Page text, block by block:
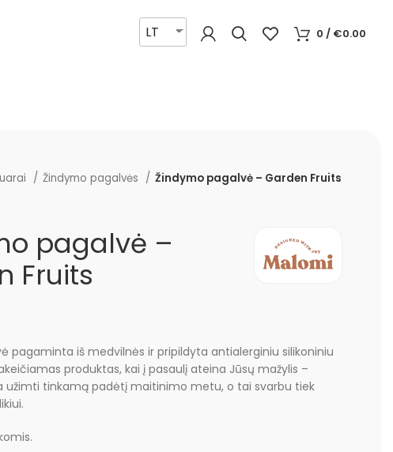
LT 0/ €0.00
Žindymo pagalvės Žindymo pagalvė – Garden Fruits
pagalvė –
Fruits
pagaminta iš medvilnės ir pripildyta antialerginiu silikoniniu
produktas, kai į pasaulį ateina Jūsų mažylis –
užimti tinkamą padėtį maitinimo metu, o tai svarbu tiek